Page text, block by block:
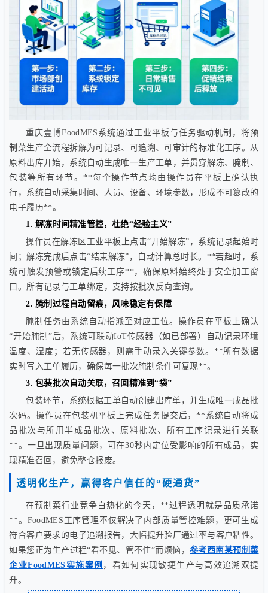
重庆壹博FoodMES系统通过工业平板与任务驱动机制，将预
制菜生产全流程拆解为可记录、可追溯、可审计的标准化工序。从
原料出库开始，系统自动生成唯一生产工单，并贯穿解冻、腌制、
包装等所有环节。**每个操作节点均由操作员在平板上确认执
行，系统自动采集时间、人员、设备、环境参数，形成不可篡改的
电子履历**。
1. 解冻时间精准管控，杜绝“经验主义”
操作员在解冻区工业平板上点击“开始解冻”，系统记录起始时
间；解冻完成后点击“结束解冻”，自动计算总时长。**若超时，系
统可触发预警或锁定后续工序**，确保原料始终处于安全加工窗
口。所有记录与工单绑定，支持按批次反向查询。
2. 腌制过程自动留痕，风味稳定有保障
腌制任务由系统自动指派至对应工位。操作员在平板上确认
“开始腌制”后，系统可联动IoT传感器（如已部署）自动记录环境
温度、湿度；若无传感器，则需手动录入关键参数。**所有数据
实时写入工单履历，确保每一批次腌制条件可复现**。
3. 包装批次自动关联，召回精准到“袋”
包装环节，系统根据工单自动创建出库单，并生成唯一成品批
次码。操作员在包装机平板上完成任务提交后，**系统自动将成
品批次与所用半成品批次、原料批次、所有工序记录进行关联
**。一旦出现质量问题，可在30秒内定位受影响的所有成品，实
现精准召回，避免整仓报废。
透明化生产，赢得客户信任的“硬通货”
在预制菜行业竞争白热化的今天，**过程透明就是品质承诺
**。FoodMES工序管理不仅解决了内部质量管控难题，更可生成
符合客户要求的电子追溯报告，大幅提升验厂通过率与客户粘性。
如果您正为生产过程“看不见、管不住”而烦恼，参考西南某预制菜
企业FoodMES实施案例 ，看如何实现敏捷生产与高效追溯双提
升。